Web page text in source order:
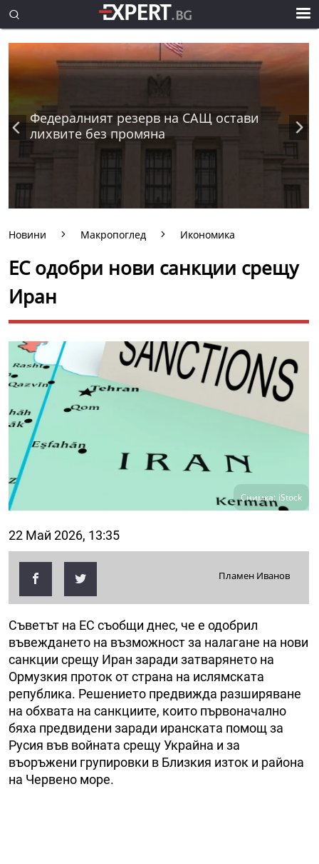
Федералният резерв на САЩ остави
лихвите без промяна
Новини Макропоглед Икономика
ЕС одобри нови санкции срещу
Иран
Снимка: iStock
22 Май 2026, 13:35
Пламен Иванов
Съветът на ЕС съобщи днес, че е одобрил
въвеждането на възможност за налагане на нови
санкции срещу Иран заради затварянето на
Ормузкия проток от страна на ислямската
република. Решението предвижда разширяване
на обхвата на санкциите, които първоначално
бяха предвидени заради иранската помощ за
Русия във войната срещу Украйна и за
въоръжени групировки в Близкия изток и района
на Червено море.